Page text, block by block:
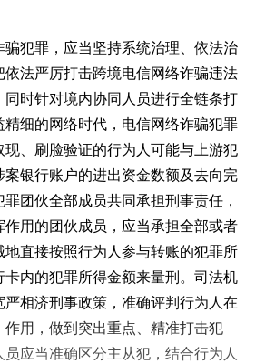
犯罪，应当坚持系统治理、依法治
法严厉打击跨境电信网络诈骗违法
时针对境内协同人员进行全链条打
细的网络时代，电信网络诈骗犯罪
、刷脸验证的行为人可能与上游犯
银行账户的进出资金数额及去向完
团伙全部成员共同承担刑事责任，
用的团伙成员，应当承担全部或者
直接按照行为人参与转账的犯罪所
内的犯罪所得金额来量刑。司法机
相济刑事政策，准确评判行为人在
用，做到突出重点、精准打击犯
应当准确区分主从犯，结合行为人